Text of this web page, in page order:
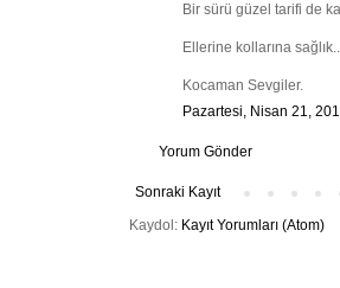
Bir sürü güzel tarifi de
Ellerine kollarına sağlık..
Kocaman Sevgiler.
Pazartesi, Nisan 21,
Yorum Gönder
Sonraki Kayıt
Kaydol: Kayıt Yorumları (Atom)